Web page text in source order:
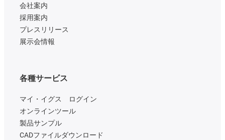
会社案内
採用案内
プレスリリース
展示会情報
各種サービス
マイ・イグス ログイン
オンラインツール
製品サンプル
CADファイルダウンロード